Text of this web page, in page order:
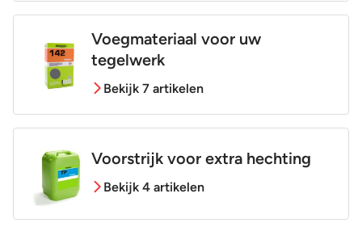
Voegmateriaal voor uw
tegelwerk
Bekijk 7 artikelen
Voorstrijk voor extra hechting
Bekijk 4 artikelen